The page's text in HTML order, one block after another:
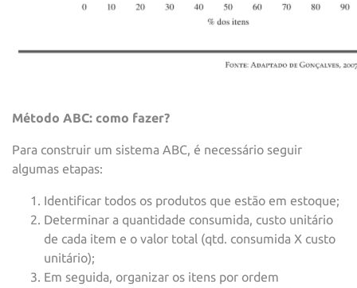
Método ABC: como fazer?
Para construir um sistema ABC, é necessário seguir
algumas etapas:
Identificar todos os produtos que estão em estoque;
Determinar a quantidade consumida, custo unitário
de cada item e o valor total (qtd. consumida X custo
unitário);
Em seguida, organizar os itens por ordem